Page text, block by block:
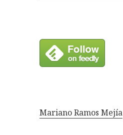
Mariano Ramos Mejía